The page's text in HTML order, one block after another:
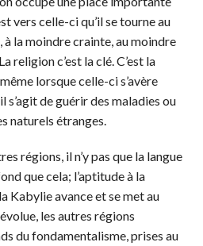
vers celle-ci qu’il se tourne au
la moindre crainte, au moindre
religion c’est la clé. C’est la
lorsque celle-ci s’avère
s’agit de guérir des maladies ou
naturels étranges.
régions, il n’y pas que la langue
que cela; l’aptitude à la
Kabylie avance et se met au
les autres régions
du fondamentalisme, prises au